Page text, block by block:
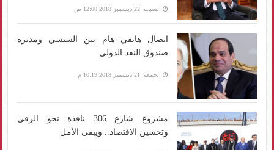
السبت، 22 ديسمبر 2018 12:00 ص
اتصال هاتفي هام بين السيسي ومديرة
صندوق النقد الدولي
الجمعة، 21 ديسمبر 2018 10:19 م
مشروع شارع 306 نافذة نحو الرقي
وتحسين الاقتصاد.. ويبقى الأمل